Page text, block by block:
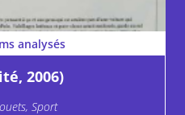
analysés
2006)
Sport